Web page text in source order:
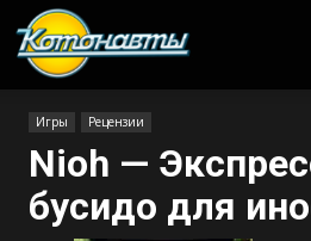
Игры Рецензии
Nioh —
бусидо для